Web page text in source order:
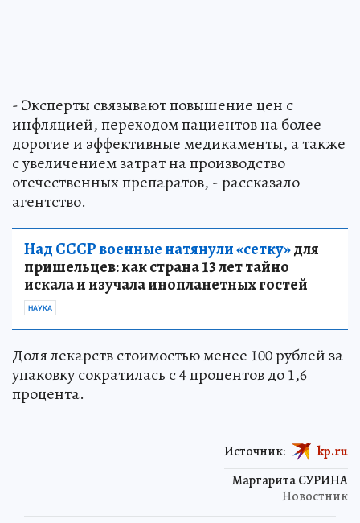
- Эксперты связывают повышение цен с
инфляцией, переходом пациентов на более
дорогие и эффективные медикаменты, а также
с увеличением затрат на производство
отечественных препаратов, - рассказало
агентство.
Над СССР военные натянули «сетку»для
пришельцев: как страна 13 лет тайно
искала и изучала инопланетных гостей
НАУКА
Доля лекарств стоимостью менее 100 рублей за
упаковку сократилась с 4 процентов до 1,6
процента.
Маргарита СУРИНА
Новостник
Источник: kp.ru